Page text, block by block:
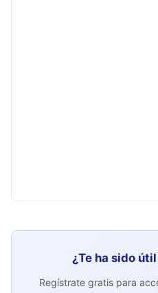
¿Te ha sido
Regístrate gratis para